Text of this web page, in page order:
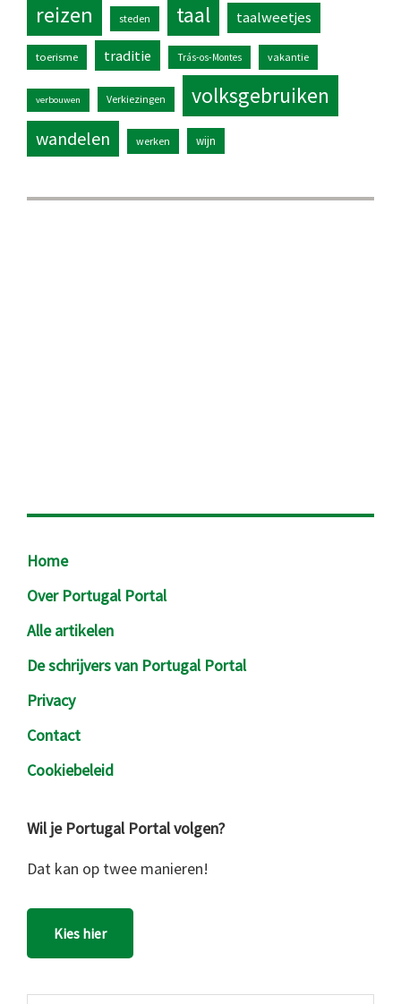
reizen steden taal taalweetjes
toerisme traditie Trás-os-Montes vakantie
verbouwen Verkiezingen volksgebruiken
wandelen werken wijn
Footer
Home
Over Portugal Portal
Alle artikelen
De schrijvers van Portugal Portal
Privacy
Contact
Cookiebeleid
Wil je Portugal Portal volgen?
Dat kan op twee manieren!
Kies hier